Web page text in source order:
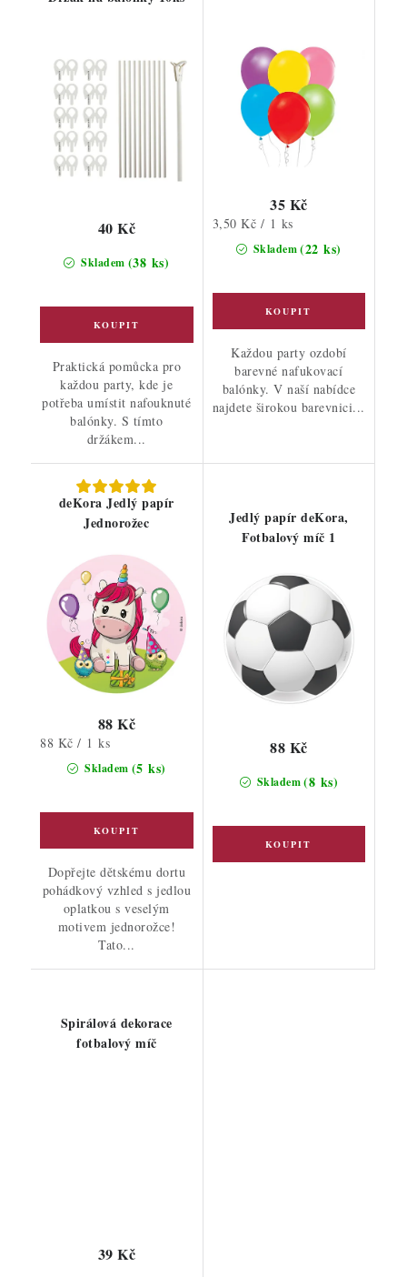
Skladem (38 ks)
40 Kč
Praktická pomůcka pro
každou party, kde je
potřeba umístit nafouknuté
balónky. S tímto
držákem...
Skladem(22 ks)
35 Kč
Měrná
cena:
3,50 Kč / 1 ks
Každou party ozdobí
barevné nafukovací
balónky. V naší nabídce
najdete širokou barevnici...
deKora Jedlý papír
Jednorožec
Skladem (5 ks)
88 Kč
Měrná
88 Kč / 1 ks
Dopřejte dětskému dortu
pohádkový vzhled s jedlou
oplatkou s veselým
motivem jednorožce!
Tato...
Jedlý papír deKora,
Fotbalový míč 1
Skladem(8 ks)
88 Kč
Spirálová dekorace
fotbalový míč
39 Kč